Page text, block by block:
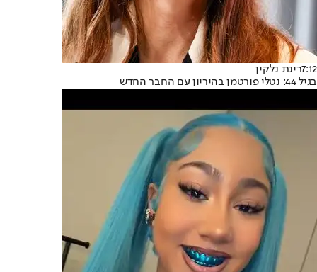
7:12רינת נלקין
בגיל 44: נטלי פורטמן בהיריון עם החבר החדש